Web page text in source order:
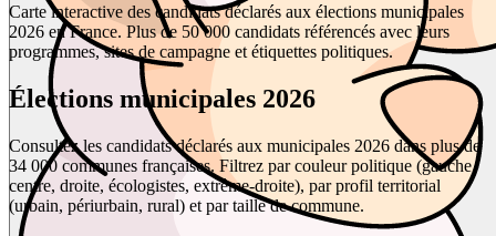
Carte interactive des candidats déclarés aux élections municipales
2026 en France. Plus de 50 000 candidats référencés avec leurs
programmes, sites de campagne et étiquettes politiques.
Élections municipales 2026
Consultez les candidats déclarés aux municipales 2026 dans plus de
34 000 communes françaises. Filtrez par couleur politique (gauche,
centre, droite, écologistes, extrême-droite), par profil territorial
(urbain, périurbain, rural) et par taille de commune.